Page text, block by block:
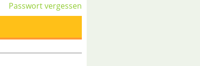
Passwort vergessen